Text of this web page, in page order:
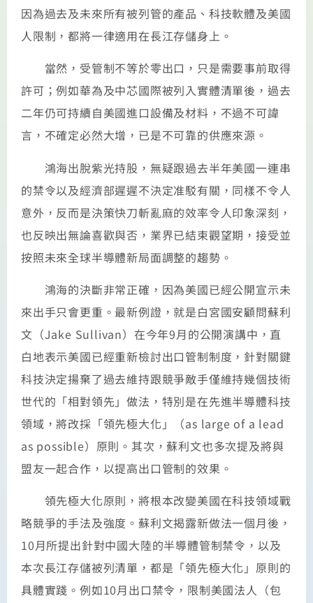
因為過去及未來所有被列管的產品、科技軟體及美國
人限制，都將一律適用在長江存儲身上。
當然，受管制不等於零出口，只是需要事前取得
許可；例如華為及中芯國際被列入實體清單後，過去
二年仍可持續自美國進口設備及材料，不過不可諱
言，不確定必然大增，已是不可靠的供應來源。
鴻海出脫紫光持股，無疑跟過去半年美國一連串
的禁令以及經濟部遲遲不決定准駁有關，同樣不令人
意外，反而是決策快刀斬亂麻的效率令人印象深刻，
也反映出無論喜歡與否，業界已結束觀望期，接受並
按照未來全球半導體新局面調整的趨勢。
鴻海的決斷非常正確，因為美國已經公開宣示未
來出手只會更重。最新例證，就是白宮國安顧問蘇利
文（Jake Sullivan）在今年9月的公開演講中，直
白地表示美國已經重新檢討出口管制制度，針對關鍵
科技決定揚棄了過去維持跟競爭敵手僅維持幾個技術
世代的「相對領先」做法，特別是在先進半導體科技
領域，將改採「領先極大化」（as large of a lead
as possible）原則。其次，蘇利文也多次提及將與
盟友一起合作，以提高出口管制的效果。
領先極大化原則，將根本改變美國在科技領域戰
略競爭的手法及強度。蘇利文揭露新做法一個月後，
10月所提出針對中國大陸的半導體管制禁令，以及
本次長江存儲被列清單，都是「領先極大化」原則的
具體實踐。例如10月出口禁令，限制美國法人（包